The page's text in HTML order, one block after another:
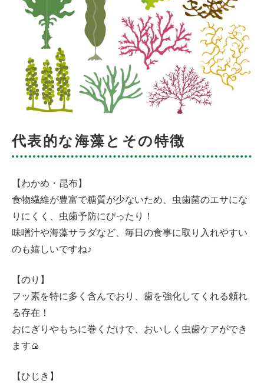
代表的な海藻とその特徴
【わかめ・昆布】
食物繊維が豊富で糖質が少ないため、虫歯菌のエサにな
りにくく、虫歯予防にぴったり！
味噌汁や海藻サラダなど、毎日の食事に取り入れやすい
のも嬉しいですね♪
【のり】
フッ素を特に多く含んでおり、歯を強化してくれる頼れ
る存在！
おにぎりやもちに巻くだけで、おいしく虫歯ケアができ
ます🍙
【ひじき】